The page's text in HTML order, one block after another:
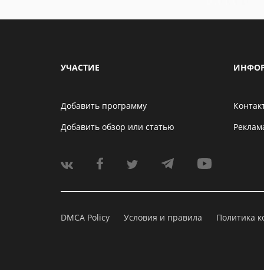
УЧАСТИЕ
Добавить программу
Добавить обзор или статью
DMCA Policy Условия и правила Политика